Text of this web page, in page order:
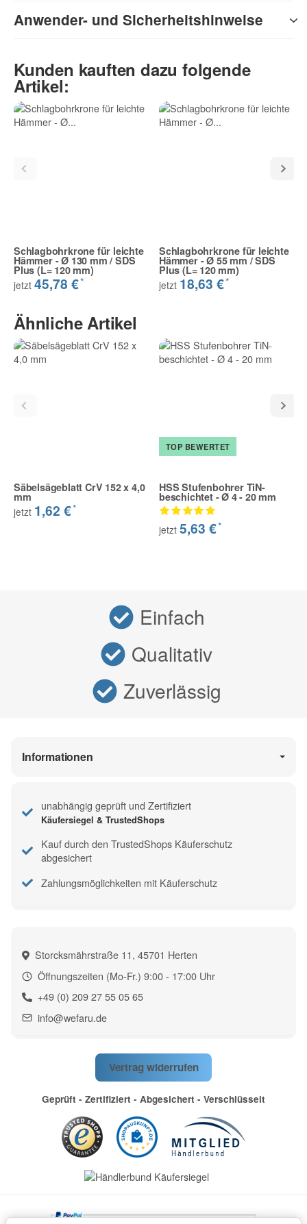
Anwender- und Sicherheitshinweise
Kunden kauften dazu folgende
Artikel:
Schlagbohrkrone für leichte
Hämmer - Ø 130 mm / SDS
Plus (L= 120 mm)
jetzt 45,78 €*
Schlagbohrkrone für leichte
Hämmer - Ø 55 mm / SDS
Plus (L= 120 mm)
jetzt 18,63 €*
Ähnliche Artikel
Säbelsägeblatt CrV 152 x 4,0
mm
jetzt 1,62 €*
TOP BEWERTET
HSS Stufenbohrer TiN-
beschichtet - Ø 4 - 20 mm
jetzt 5,63 €*
Einfach
Qualitativ
Zuverlässig
Storcksmährstraße 11, 45701 Herten
Öffnungszeiten (Mo-Fr.) 9:00 - 17:00 Uhr
+49 (0) 209 27 55 05 65
info@wefaru.de
Informationen
unabhängig geprüft und Zertifiziert
Käufersiegel & TrustedShops
Kauf durch den TrustedShops Käuferschutz
abgesichert
Zahlungsmöglichkeiten mit Käuferschutz
Vertrag widerrufen
Geprüft - Zertifiziert - Abgesichert - Verschlüsselt